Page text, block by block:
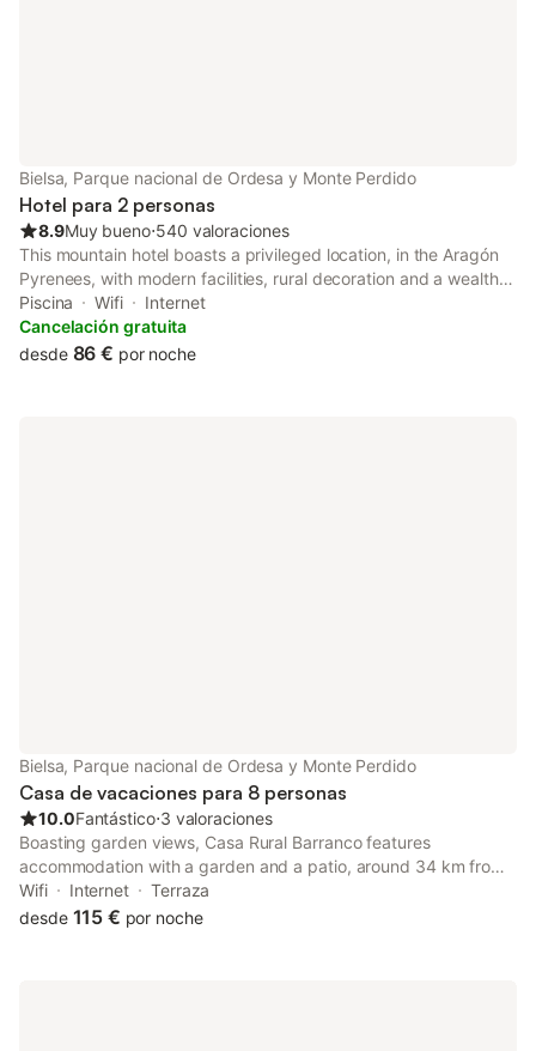
Bielsa, Parque nacional de Ordesa y Monte Perdido
Hotel para 2 personas
8.9Muy bueno⋅540 valoraciones
This mountain hotel boasts a privileged location, in the Aragón
Pyrenees, with modern facilities, rural decoration and a wealth
of services nearby. This building exhibits an innovative
architecture that unites traditional and contemporary elements.
Piscina Wifi
Internet
Cancelación gratuita
desde 86 € por noche
Bielsa, Parque nacional de Ordesa y Monte Perdido
Casa de vacaciones para 8 personas
10.0Fantástico⋅3 valoraciones
Boasting garden views, Casa Rural Barranco features
accommodation with a garden and a patio, around 34 km from
Oredon Lake.
Wifi Internet
Terraza
desde 115 € por noche